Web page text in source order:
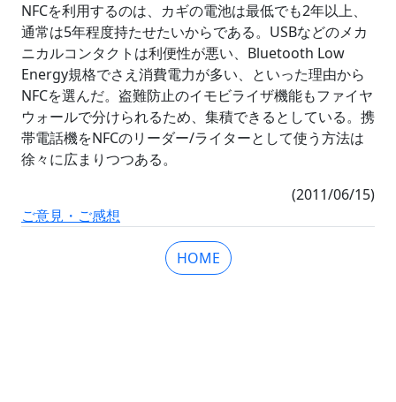
NFCを利用するのは、カギの電池は最低でも2年以上、
通常は5年程度持たせたいからである。USBなどのメカ
ニカルコンタクトは利便性が悪い、Bluetooth Low
Energy規格でさえ消費電力が多い、といった理由から
NFCを選んだ。盗難防止のイモビライザ機能もファイヤ
ウォールで分けられるため、集積できるとしている。携
帯電話機をNFCのリーダー/ライターとして使う方法は
徐々に広まりつつある。
(2011/06/15)
ご意見・ご感想
HOME